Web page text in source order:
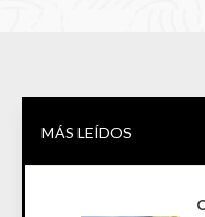
MÁS LEÍDOS